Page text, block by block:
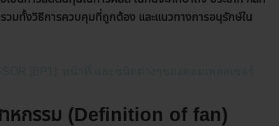
มทั้งวิธีการควบคุมที่ถูกต้อง และแนวทางการอนุรักษ์ใน
หกรรม (Definition of fan)